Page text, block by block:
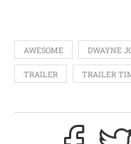
AWESOME DWAYNE
TRAILER TRAILER